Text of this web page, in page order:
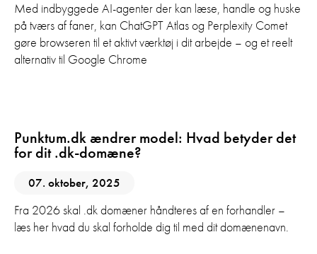
Med indbyggede AI-agenter der kan læse, handle og huske
på tværs af faner, kan ChatGPT Atlas og Perplexity Comet
gøre browseren til et aktivt værktøj i dit arbejde – og et reelt
alternativ til Google Chrome
Punktum.dk ændrer model: Hvad betyder det
for dit .dk-domæne?
07. oktober, 2025
Fra 2026 skal .dk domæner håndteres af en forhandler –
læs her hvad du skal forholde dig til med dit domænenavn.